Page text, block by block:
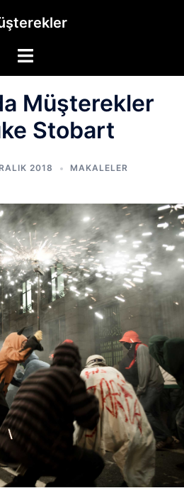
Müşterekler
Stobart
2018 MAKALELER